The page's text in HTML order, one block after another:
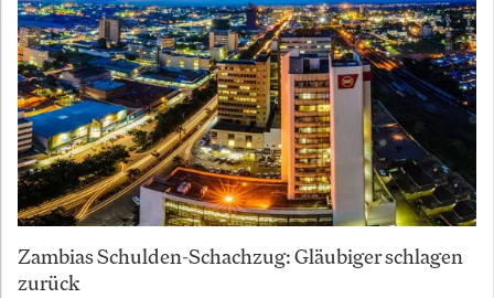
Zambias Schulden-Schachzug: Gläubiger schlagen
zurück